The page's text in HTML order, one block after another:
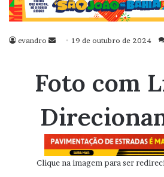
evandro
Mande
mail
19 de outubro de 2024
Foto com
Clique na imagem para ser